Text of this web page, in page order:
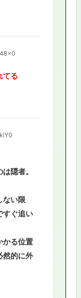
てる
隠者。
ない限
すぐ追い
かる位置
然的に外